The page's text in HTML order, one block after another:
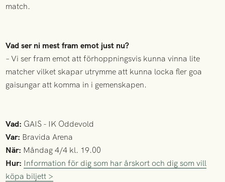
match.
Vad ser ni mest fram emot just nu?
– Vi ser fram emot att förhoppningsvis kunna vinna lite
matcher vilket skapar utrymme att kunna locka fler goa
gaisungar att komma in i gemenskapen.
Vad: GAIS - IK Oddevold
Var: Bravida Arena
När: Måndag 4/4 kl. 19.00
Hur: Information för dig som har årskort och dig som vill
köpa biljett >